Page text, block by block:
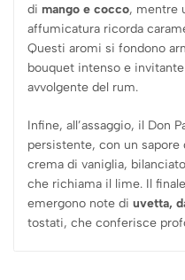
di mango e cocco, mentre
affumicatura ricorda
Questi aromi si fondono
bouquet intenso e
avvolgente del rum.
Infine, all’assaggio, il Don
persistente, con un sapore
crema di vaniglia,
che richiama il lime. Il
emergono note di uvetta,
tostati, che conferisce